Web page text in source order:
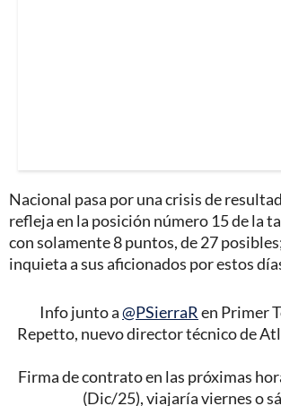
Nacional pasa por una crisis de
refleja en la posición número 15 de la
con solamente 8 puntos, de 27
inquieta a sus aficionados por estos
Info junto a@PSierraRen Primer
Repetto, nuevo director técnico de
Firma de contrato en las próximas
(Dic/25), viajaría viernes o